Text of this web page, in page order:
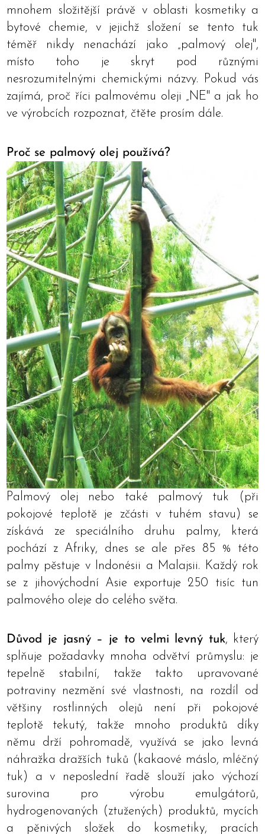
mnohem složitější právě v oblasti kosmetiky a
bytové chemie, v jejichž složení se tento tuk
téměř nikdy nenachází jako „palmový olej",
místo toho je skryt pod různými
nesrozumitelnými chemickými názvy. Pokud vás
zajímá, proč říci palmovému oleji „NE" a jak ho
ve výrobcích rozpoznat, čtěte prosím dále.
Proč se palmový olej používá?
Palmový olej nebo také palmový tuk (při
pokojové teplotě je zčásti v tuhém stavu) se
získává ze speciálního druhu palmy, která
pochází z Afriky, dnes se ale přes 85 % této
palmy pěstuje v Indonésii a Malajsii. Každý rok
se z jihovýchodní Asie exportuje 250 tisíc tun
palmového oleje do celého světa.
Důvod je jasný – je to velmi levný tuk, který
splňuje požadavky mnoha odvětví průmyslu: je
tepelně stabilní, takže takto upravované
potraviny nezmění své vlastnosti, na rozdíl od
většiny rostlinných olejů není při pokojové
teplotě tekutý, takže mnoho produktů díky
němu drží pohromadě, využívá se jako levná
náhražka dražších tuků (kakaové máslo, mléčný
tuk) a v neposlední řadě slouží jako výchozí
surovina pro výrobu emulgátorů,
hydrogenovaných (ztužených) produktů, mycích
a pěnivých složek do kosmetiky, pracích